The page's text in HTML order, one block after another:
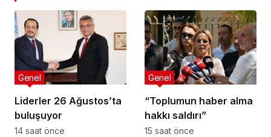
Liderler 26 Ağustos’ta
buluşuyor
Genel
14 saat önce
“Toplumun haber alma
hakkı saldırı”
Genel
15 saat önce